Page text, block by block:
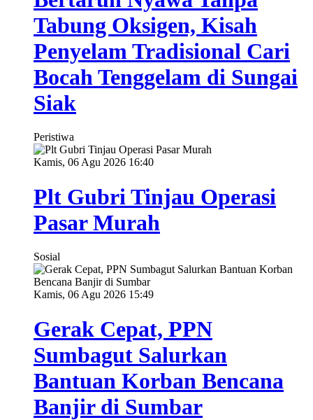
Tabung Oksigen, Kisah
Penyelam Tradisional Cari
Bocah Tenggelam di Sungai
Siak
Peristiwa
Kamis, 06 Agu 2026 16:40
Plt Gubri Tinjau Operasi
Pasar Murah
Sosial
Kamis, 06 Agu 2026 15:49
Gerak Cepat, PPN
Sumbagut Salurkan
Bantuan Korban Bencana
Banjir di Sumbar